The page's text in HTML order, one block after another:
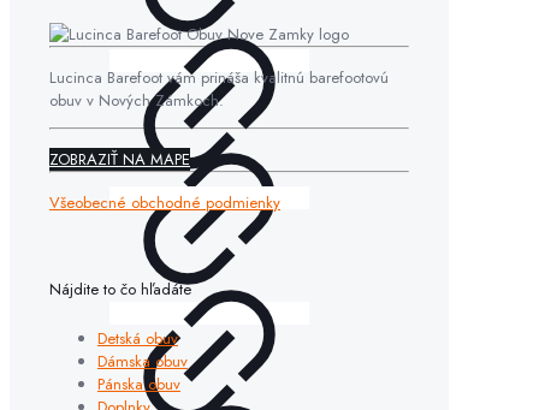
Lucinca Barefoot vám prináša kvalitnú barefootovú
obuv v Nových Zámkoch.
ZOBRAZIŤ NA MAPE
Všeobecné obchodné podmienky
Nájdite to čo hľadáte
Detská obuv
Dámska obuv
Pánska obuv